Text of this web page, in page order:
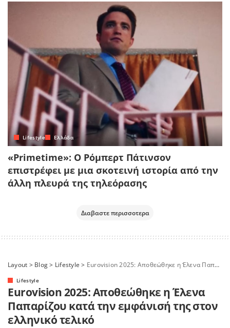
Lifestyle Ελλάδα
«Primetime»: Ο Ρόμπερτ Πάτινσον
επιστρέφει με μια σκοτεινή ιστορία από την
άλλη πλευρά της τηλεόρασης
Διαβαστε περισσοτερα
Layout > Blog> Lifestyle > Eurovision 2025: Αποθεώθηκε η Έλενα Παπαρίζου κατά την εμφάνισή της στον ελληνικό τελικό
Lifestyle
Eurovision 2025: Αποθεώθηκε η Έλενα
Παπαρίζου κατά την εμφάνισή της στον
ελληνικό τελικό